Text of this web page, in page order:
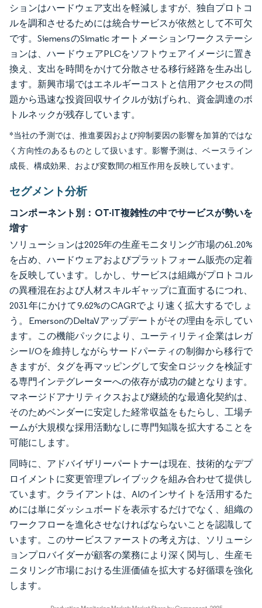
ションはハードウェア支出を軽減しますが、独自プロトコ
ルを調和させるためには統合サービスが依然として不可欠
です。SiemensのSimatic オートメーションワークステーシ
ョンは、ハードウェアPLCをソフトウェアイメージに置き
換え、支出を時間をかけて分散させる移行経路を生み出し
ます。新興市場ではエネルギーコストと信用アクセスの問
題から迅速な投資回収サイクルが妨げられ、資金調達のボ
トルネックが残存しています。
*当社の予測では、推進要因および抑制要因の影響を加算的ではな
く方向性のあるものとして扱います。影響予測は、ベースライン
成長、構成効果、および変数間の相互作用を反映しています。
セグメント分析
コンポーネント別：OT-IT複雑性の中でサービスが勢いを
増す
ソリューションは2025年の生産モニタリング市場の61.20%
を占め、ハードウェアおよびプラットフォーム販売の定着
を反映しています。しかし、サービスは組織がプロトコル
の異種混在および人材スキルギャップに直面するにつれ、
2031年にかけて9.62%のCAGRでより速く拡大するでしょ
う。EmersonのDeltaVアップデートがその理由を示してい
ます。この機能パックにより、ユーティリティ企業はレガ
シーI/Oを維持しながらサードパーティの制御から移行で
きますが、タグを再マッピングして安全ロジックを検証す
る専門インテグレーターへの依存が成功の鍵となります。
マネージドアナリティクスおよび継続的な最適化契約は、
そのためベンダーに安定した経常収益をもたらし、工場チ
ームが大規模な採用活動なしに専門知識を拡大することを
可能にします。
同時に、アドバイザリーパートナーは現在、技術的なデプ
ロイメントに変更管理プレイブックを組み合わせて提供し
ています。クライアントは、AIのインサイトを活用するた
めには単にダッシュボードを表示するだけでなく、組織の
ワークフローを進化させなければならないことを認識して
います。このサービスファーストの考え方は、ソリューシ
ョンプロバイダーが顧客の業務により深く関与し、生産モ
ニタリング市場における生涯価値を拡大する好循環を強化
します。